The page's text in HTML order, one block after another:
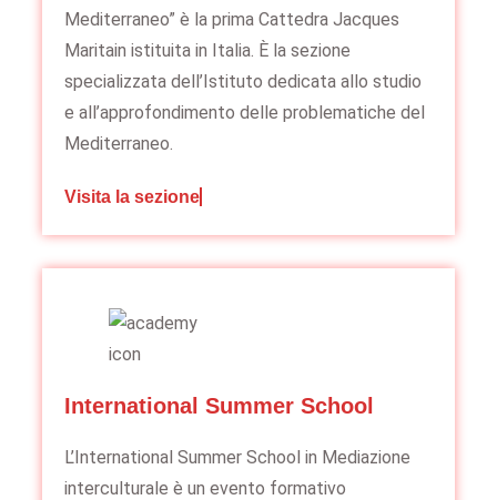
Mediterraneo” è la prima Cattedra Jacques
Maritain istituita in Italia. È la sezione
specializzata dell’Istituto dedicata allo studio
e all’approfondimento delle problematiche del
Mediterraneo.
Visita la sezione
International Summer School
L’International Summer School in Mediazione
interculturale è un evento formativo